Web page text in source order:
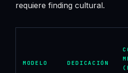
requiere finding cultural.
MODELO DEDICACIÓN